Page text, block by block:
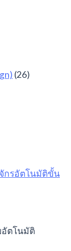
(26)
กรอัตโนมัติขั้น
อัตโนมัติ